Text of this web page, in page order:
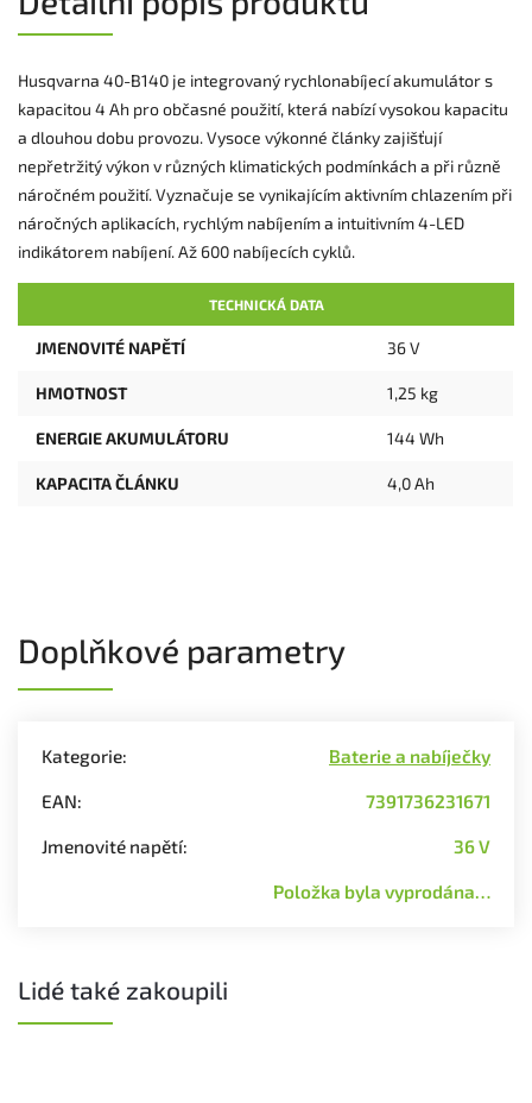
Husqvarna 40-B140 je integrovaný rychlonabíjecí akumulátor s
kapacitou 4 Ah pro občasné použití, která nabízí vysokou kapacitu
a dlouhou dobu provozu. Vysoce výkonné články zajišťují
nepřetržitý výkon v různých klimatických podmínkách a při různě
náročném použití. Vyznačuje se vynikajícím aktivním chlazením při
náročných aplikacích, rychlým nabíjením a intuitivním 4-LED
indikátorem nabíjení. Až 600 nabíjecích cyklů.
TECHNICKÁ DATA
JMENOVITÉ NAPĚTÍ 36 V
HMOTNOST 1,25 kg
ENERGIE AKUMULÁTORU 144 Wh
KAPACITA ČLÁNKU 4,0 Ah
Doplňkové parametry
Kategorie: Baterie a nabíječky
EAN: 7391736231671
Jmenovité napětí: 36 V
Položka byla vyprodána…
Lidé také zakoupili